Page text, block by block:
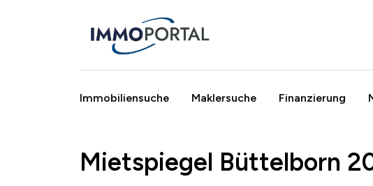
Immobiliensuche Maklersuche Finanzierung
Breadcrumb
Mietspiegel Büttelborn